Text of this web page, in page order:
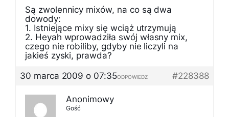
Są zwolennicy mixów, na co są dwa
dowody:
1. Istniejące mixy się wciąż utrzymują
2. Heyah wprowadziła swój własny mix,
czego nie robiliby, gdyby nie liczyli na
jakieś zyski, prawda?
30 marca 2009 o 07:35
#228388
ODPOWIEDZ
Anonimowy
Gość